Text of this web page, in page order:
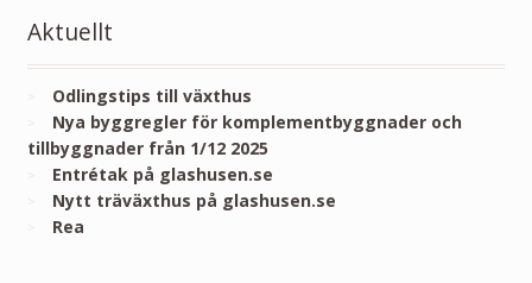
Aktuellt
Odlingstips till växthus
Nya byggregler för komplementbyggnader och
tillbyggnader från 1/12 2025
Entrétak på glashusen.se
Nytt träväxthus på glashusen.se
Rea